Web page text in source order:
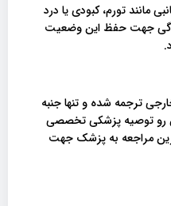
مانند تورم، کبودی یا درد
جهت حفظ این وضعیت
ترجمه شده و تنها جنبه
رو توصیه پزشکی تخصصی
مراجعه به پزشک جهت